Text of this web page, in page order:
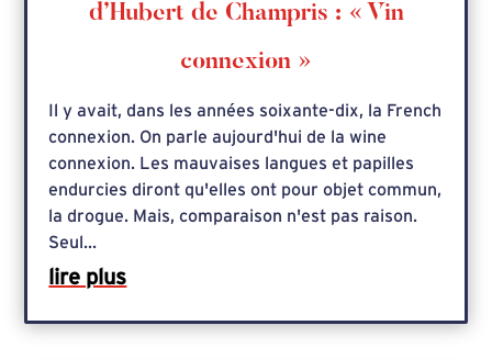
d’Hubert de Champris : « Vin
connexion »
Il y avait, dans les années soixante-dix, la French
connexion. On parle aujourd'hui de la wine
connexion. Les mauvaises langues et papilles
endurcies diront qu'elles ont pour objet commun,
la drogue. Mais, comparaison n'est pas raison.
Seul...
lire plus